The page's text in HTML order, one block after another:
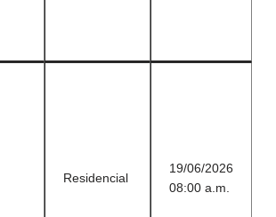
Residencial
19/06/2026
08:00 a.m.